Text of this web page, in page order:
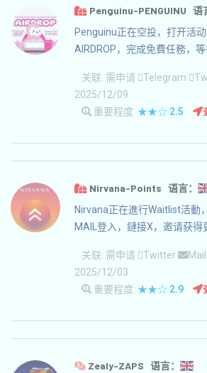
Penguinu-PENGUINU 语
Penguinu正在空投，打开活
AIRDROP，完成免費任務，等
关联: 需申请 Telegram
2025/12/09
重要程度: ★★☆ 2.5
Nirvana-Points 语言：
Nirvana正在進行Waitlist活動
MAIL登入，鏈接X，邀请获得
关联: 需申请 Twitter Mail
2025/12/03
重要程度: ★★☆ 2.9
Zealy-ZAPS 语言：